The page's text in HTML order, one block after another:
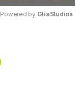
Powered by GliaStudios